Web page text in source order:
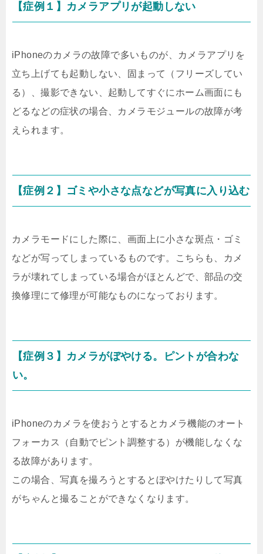
【症例１】カメラアプリが起動しない
iPhoneのカメラの故障で多いものが、カメラアプリを
立ち上げても起動しない、固まって（フリーズしてい
る）、撮影できない、起動してすぐにホーム画面にも
どるなどの症状の場合、カメラモジュールの故障が考
えられます。
【症例２】ゴミや小さな点などが写真に入り込む
カメラモードにした際に、画面上に小さな斑点・ゴミ
などが写ってしまっているものです。こちらも、カメ
ラが壊れてしまっている場合がほとんどで、部品の交
換修理にて修理が可能なものになっております。
【症例３】カメラがぼやける。ピントが合わな
い。
iPhoneのカメラを使おうとするとカメラ機能のオート
フォーカス（自動でピント調整する）が機能しなくな
る故障があります。
この場合、写真を撮ろうとするとぼやけたりして写真
がちゃんと撮ることができなくなります。